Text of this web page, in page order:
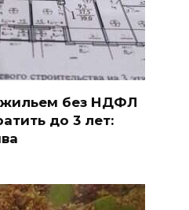
без НДФЛ
до 3 лет: